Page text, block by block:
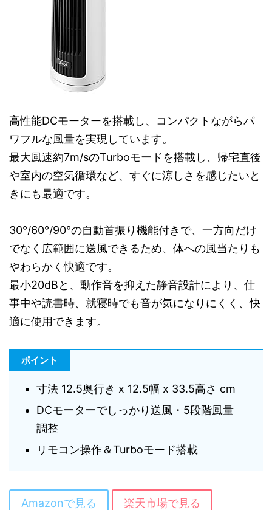
高性能DCモーターを搭載し、コンパクトながらパ
ワフルな風量を実現しています。
最大風速約7m/sのTurboモードを搭載し、帰宅直後
や室内の空気循環など、すぐに涼しさを感じたいと
きにも最適です。
30°/60°/90°の自動首振り機能付きで、一方向だけ
でなく広範囲に送風できるため、体への風当たりも
やわらかく快適です。
最小20dBと、動作音を抑えた静音設計により、仕
事中や読書時、就寝時でも音が気になりにくく、快
適に使用できます。
ポイント
寸法 12.5奥行き x 12.5幅 x 33.5高さ cm
DCモーターでしっかり送風・5段階風量
調整
リモコン操作＆Turboモード搭載
Amazonで見る 楽天市場で見る